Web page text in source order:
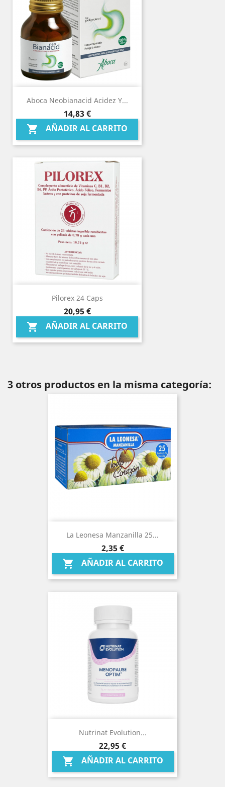
Aboca Neobianacid Acidez Y...
Precio
14,83 €
 AÑADIR AL CARRITO
Pilorex 24 Caps
Precio
20,95 €
 AÑADIR AL CARRITO
3 otros productos en la misma categoría:
La Leonesa Manzanilla 25...
Precio
2,35 €
 AÑADIR AL CARRITO
Nutrinat Evolution...
Precio
22,95 €
 AÑADIR AL CARRITO